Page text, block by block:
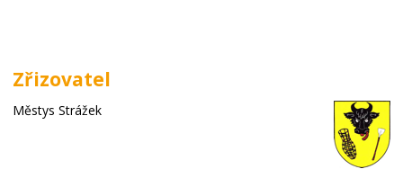
Zřizovatel
Městys Strážek